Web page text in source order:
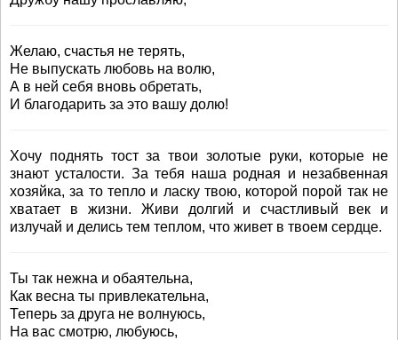
Желаю, счастья не терять,
Не выпускать любовь на волю,
А в ней себя вновь обретать,
И благодарить за это вашу долю!
Хочу поднять тост за твои золотые руки, которые не
знают усталости. За тебя наша родная и незабвенная
хозяйка, за то тепло и ласку твою, которой порой так не
хватает в жизни. Живи долгий и счастливый век и
излучай и делись тем теплом, что живет в твоем сердце.
Ты так нежна и обаятельна,
Как весна ты привлекательна,
Теперь за друга не волнуюсь,
На вас смотрю, любуюсь,